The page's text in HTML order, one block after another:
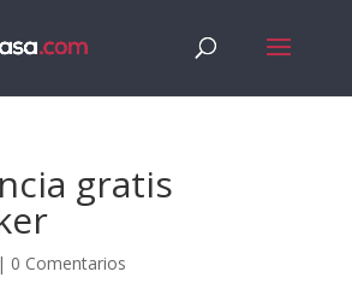
gratis
| 0 Comentarios